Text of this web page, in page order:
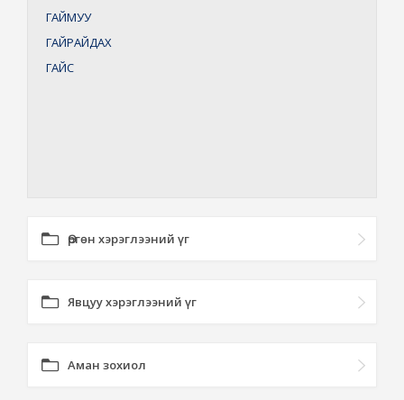
ГАЙМУУ
ГАЙРАЙДАХ
ГАЙС
Өргөн хэрэглээний үг
Явцуу хэрэглээний үг
Аман зохиол